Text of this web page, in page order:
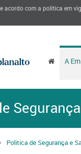
acordo com a política em
A
Politica de Segurança e